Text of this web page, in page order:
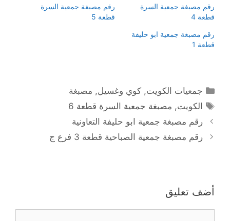
رقم مصبغة جمعية السرة
قطعة 4
رقم مصبغة جمعية السرة
قطعة 5
رقم مصبغة جمعية ابو حليفة
قطعة 1
التصنيفات
جمعيات الكويت,كوي وغسيل, مصبغة
الوسوم
الكويت, مصبغة جمعية السرة قطعة 6
رقم مصبغة جمعية ابو حليفة التعاونية
رقم مصبغة جمعية الصباحية قطعة 3 فرع ج
أضف تعليق